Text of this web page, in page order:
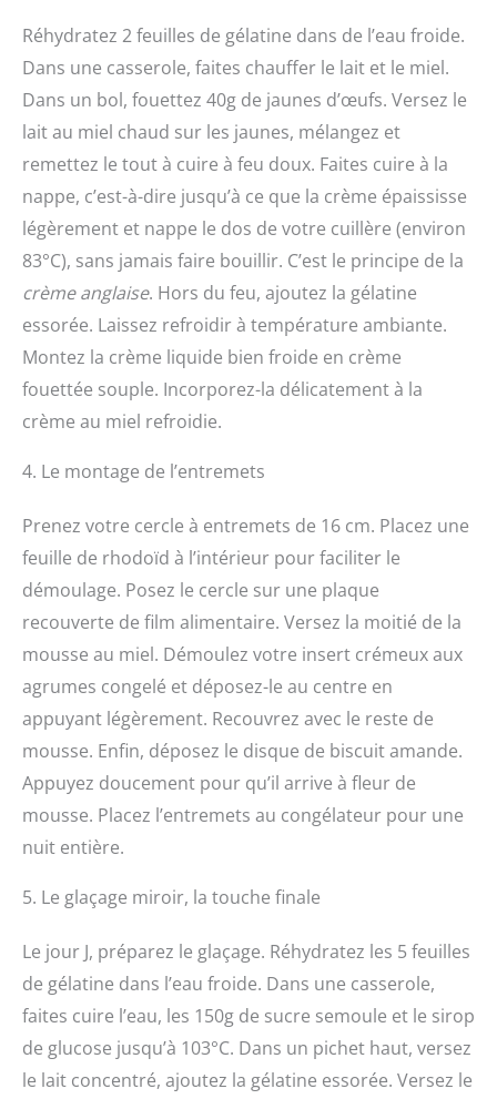
Réhydratez 2 feuilles de gélatine dans de l’eau froide.
Dans une casserole, faites chauffer le lait et le miel.
Dans un bol, fouettez 40g de jaunes d’œufs. Versez le
lait au miel chaud sur les jaunes, mélangez et
remettez le tout à cuire à feu doux. Faites cuire à la
nappe, c’est-à-dire jusqu’à ce que la crème épaississe
légèrement et nappe le dos de votre cuillère (environ
83°C), sans jamais faire bouillir. C’est le principe de la
crème anglaise. Hors du feu, ajoutez la gélatine
essorée. Laissez refroidir à température ambiante.
Montez la crème liquide bien froide en crème
fouettée souple. Incorporez-la délicatement à la
crème au miel refroidie.
4. Le montage de l’entremets
Prenez votre cercle à entremets de 16 cm. Placez une
feuille de rhodoïd à l’intérieur pour faciliter le
démoulage. Posez le cercle sur une plaque
recouverte de film alimentaire. Versez la moitié de la
mousse au miel. Démoulez votre insert crémeux aux
agrumes congelé et déposez-le au centre en
appuyant légèrement. Recouvrez avec le reste de
mousse. Enfin, déposez le disque de biscuit amande.
Appuyez doucement pour qu’il arrive à fleur de
mousse. Placez l’entremets au congélateur pour une
nuit entière.
5. Le glaçage miroir, la touche finale
Le jour J, préparez le glaçage. Réhydratez les 5 feuilles
de gélatine dans l’eau froide. Dans une casserole,
faites cuire l’eau, les 150g de sucre semoule et le sirop
de glucose jusqu’à 103°C. Dans un pichet haut, versez
le lait concentré, ajoutez la gélatine essorée. Versez le